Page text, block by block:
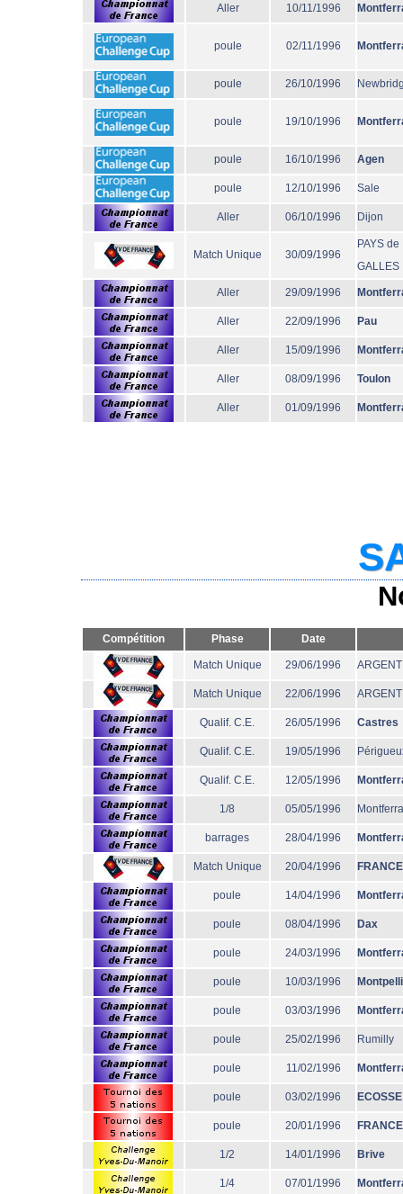
Aller 10/11/1996
poule 02/11/1996
poule 26/10/1996
poule 19/10/1996
poule 16/10/1996 Agen
poule 12/10/1996 Sale
Aller 06/10/1996 Dijon
Match Unique 30/09/1996
PAYS de
GALLES
Aller 29/09/1996
Aller 22/09/1996 Pau
Aller 15/09/1996
Aller 08/09/1996 Toulon
Aller 01/09/1996
Compétition Phase Date
Match Unique 29/06/1996
Match Unique 22/06/1996
Qualif. C.E. 26/05/1996 Castres
Qualif. C.E. 19/05/1996
Qualif. C.E. 12/05/1996
1/8 05/05/1996
barrages 28/04/1996
Match Unique 20/04/1996 FRANCE
poule 14/04/1996
poule 08/04/1996 Dax
poule 24/03/1996
poule 10/03/1996
poule 03/03/1996
poule 25/02/1996 Rumilly
poule 11/02/1996
poule 03/02/1996 ECOSSE
poule 20/01/1996 FRANCE
1/2 14/01/1996 Brive
1/4 07/01/1996